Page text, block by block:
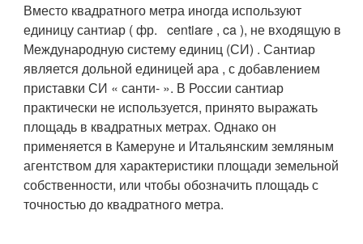
Вместо квадратного метра иногда используют
единицу сантиар ( фр. centiare , ca ), не входящую в
Международную систему единиц (СИ) . Сантиар
является дольной единицей ара , с добавлением
приставки СИ « санти- ». В России сантиар
практически не используется, принято выражать
площадь в квадратных метрах. Однако он
применяется в Камеруне и Итальянским земляным
агентствомдля характеристики площади земельной
собственности, или чтобы обозначить площадь с
точностью до квадратного метра.